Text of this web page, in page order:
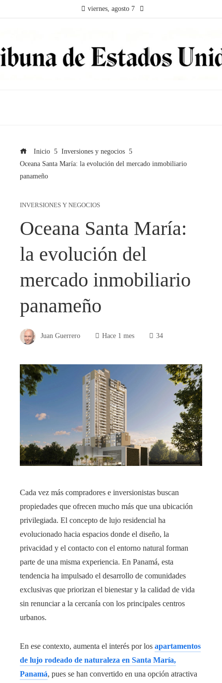
viernes, agosto 7
Inicio
Inversiones y negocios
Oceana Santa María: la evolución del mercado inmobiliario
panameño
INVERSIONES Y NEGOCIOS
Oceana Santa María:
la evolución del
mercado inmobiliario
panameño
Juan Guerrero Hace 1 mes 34
Cada vez más compradores e inversionistas buscan
propiedades que ofrecen mucho más que una ubicación
privilegiada. El concepto de lujo residencial ha
evolucionado hacia espacios donde el diseño, la
privacidad y el contacto con el entorno natural forman
parte de una misma experiencia. En Panamá, esta
tendencia ha impulsado el desarrollo de comunidades
exclusivas que priorizan el bienestar y la calidad de vida
sin renunciar a la cercanía con los principales centros
urbanos.
En ese contexto, aumenta el interés por los apartamentos
de lujo rodeado de naturaleza en Santa María,
Panamá, pues se han convertido en una opción atractiva